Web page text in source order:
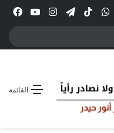
انستقرامتيلقرام‫TikTokواتسابthreads
القائمة